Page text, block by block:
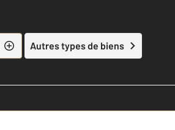
Autres types de biens